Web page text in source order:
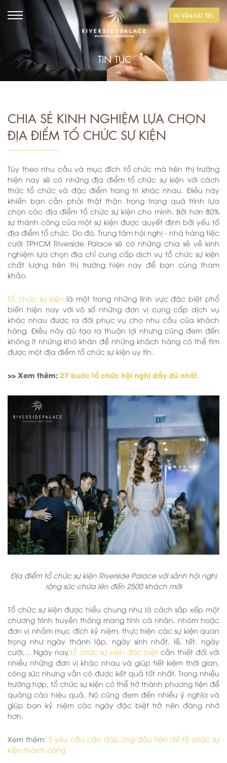
TƯ VẤN ĐẶT TIỆC
TIN TỨC
CHIA SẺ KINH NGHIỆM LỰA CHỌN
ĐỊA ĐIỂM TỔ CHỨC SỰ KIỆN
Tùy theo nhu cầu và mục đích tổ chức mà trên thị trường
hiện nay sẽ có những địa điểm tổ chức sự kiện với cách
thức tổ chức và đặc điểm trang trí khác nhau. Điều này
khiến bạn cần phải thật thận trọng trong quá trình lựa
chọn các địa điểm tổ chức sự kiện cho mình. Bởi hơn 80%
sự thành công của một sự kiện được quyết định bởi yếu tố
địa điểm tổ chức. Do đó, Trung tâm hội nghị - nhà hàng tiệc
cưới TPHCM Riverside Palace sẽ có những chia sẻ về kinh
nghiệm lựa chọn địa chỉ cung cấp dịch vụ tổ chức sự kiện
chất lượng trên thị trường hiện nay để bạn cùng tham
khảo.
Tổ chức sự kiện là một trong những lĩnh vực đặc biệt phổ
biến hiện nay với vô số những đơn vị cung cấp dịch vụ
khác nhau được ra đời phục vụ cho nhu cầu của khách
hàng. Điều này dù tạo ra thuận lợi nhưng cũng đem đến
không ít những khó khăn để những khách hàng có thể tìm
được một địa điểm tổ chức sự kiện uy tín.
>> Xem thêm:27 bước tổ chức hội nghị đầy đủ nhất.
Địa điểm tổ chức sự kiện Riverside Palace với sảnh hội nghị
rộng sức chứa lên đến 2500 khách mời
Tổ chức sự kiện được hiểu chung như là cách sắp xếp một
chương trình truyền thông mang tính cá nhân, nhóm hoặc
đơn vị nhằm mục đích kỷ niệm, thực hiện các sự kiện quan
trọng như ngày thành lập, ngày sinh nhất, lễ, tết, ngày
cưới,... Ngày nay,tổ chức sự kiện đặc biệtcần thiết đối với
nhiều những đơn vị khác nhau và giúp tiết kiệm thời gian,
công sức nhưng vẫn có được kết quả tốt nhất. Trong nhiều
trường hợp, tổ chức sự kiện có thể trở thành phương tiện để
quảng cáo hiệu quả. Nó cũng đem đến nhiều ý nghĩa và
giúp bạn kỷ niệm các ngày đặc biệt trở nên đáng nhớ
hơn.
Xem thêm: 5 yêu cầu cần đáp ứng đầu tiên để tổ chức sự
kiện thành công